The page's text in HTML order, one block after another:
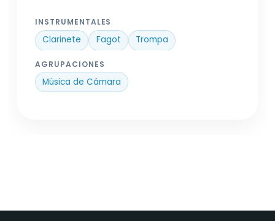
INSTRUMENTALES
Clarinete Fagot Trompa
AGRUPACIONES
Música de Cámara